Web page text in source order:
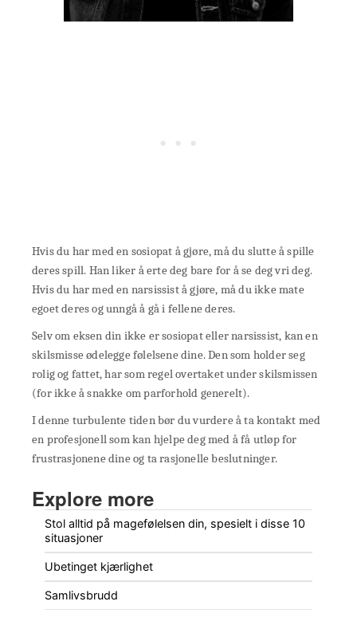
Hvis du har med en sosiopat å gjøre, må du slutte å spille
deres spill. Han liker å erte deg bare for å se deg vri deg.
Hvis du har med en narsissist å gjøre, må du ikke mate
egoet deres og unngå å gå i fellene deres.
Selv om eksen din ikke er sosiopat eller narsissist, kan en
skilsmisse ødelegge følelsene dine. Den som holder seg
rolig og fattet, har som regel overtaket under skilsmissen
(for ikke å snakke om parforhold generelt).
I denne turbulente tiden bør du vurdere å ta kontakt med
en profesjonell som kan hjelpe deg med å få utløp for
frustrasjonene dine og ta rasjonelle beslutninger.
Explore more
Stol alltid på magefølelsen din, spesielt i disse 10
situasjoner
Ubetinget kjærlighet
Samlivsbrudd